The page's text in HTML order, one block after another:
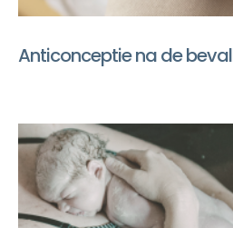
Anticonceptie na de